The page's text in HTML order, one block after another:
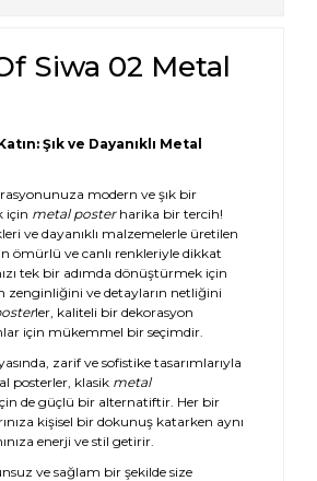
Siwa 02 Metal
Şık ve Dayanıklı Metal
modern ve şık bir
için metal posterharika bir tercih!
ve dayanıklı malzemelerle üretilen
ömürlü ve canlı renkleriyle dikkat
tek bir adımda dönüştürmek için
zenginliğini ve detayların netliğini
ler, kaliteli bir dekorasyon
için mükemmel bir seçimdir.
zarif ve sofistike tasarımlarıyla
posterler, klasik metal
de güçlü bir alternatiftir. Her bir
kişisel bir dokunuş katarken aynı
enerji ve stil getirir.
ve sağlam bir şekilde size